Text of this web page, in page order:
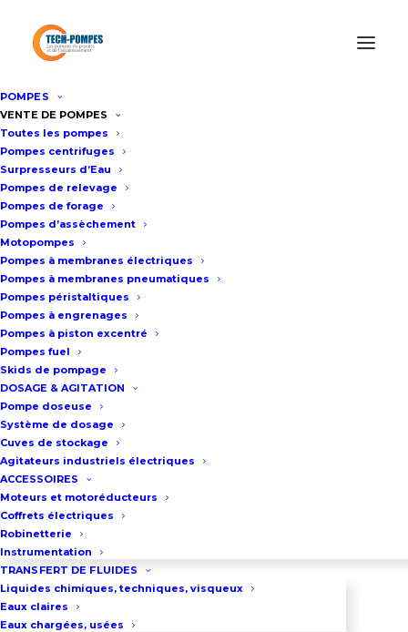
POMPES
VENTE DE POMPES
Toutes les pompes
Pompes centrifuges
Surpresseurs d’Eau
Pompes de relevage
Pompes de forage
Pompes d’assèchement
Motopompes
Pompes à membranes électriques
Pompes à membranes pneumatiques
Pompes péristaltiques
Pompes à engrenages
Pompes à piston excentré
Pompes fuel
Skids de pompage
DOSAGE & AGITATION
Pompe doseuse
Système de dosage
Cuves de stockage
Agitateurs industriels électriques
ACCESSOIRES
Moteurs et motoréducteurs
Coffrets électriques
Robinetterie
Instrumentation
TRANSFERT DE FLUIDES
Liquides chimiques, techniques, visqueux
Eaux claires
Eaux chargées, usées
Accueil /Pompes d’Assèchement
WEDA S60N
Pompe à boue 100m3/h WEDA
S60N
Fiche technique
Pression de refoulement maxi : 25
m
Débit maxi : 105 m3/h
Puissance : 8 Kw
Raccordement : 3″– 4″
Diamètre de passage : 50 mm
Poids : 60 kg
Alimentation : 400 V triphasé